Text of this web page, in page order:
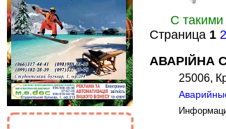
С
Страница 12
АВАРІЙНА
25006,